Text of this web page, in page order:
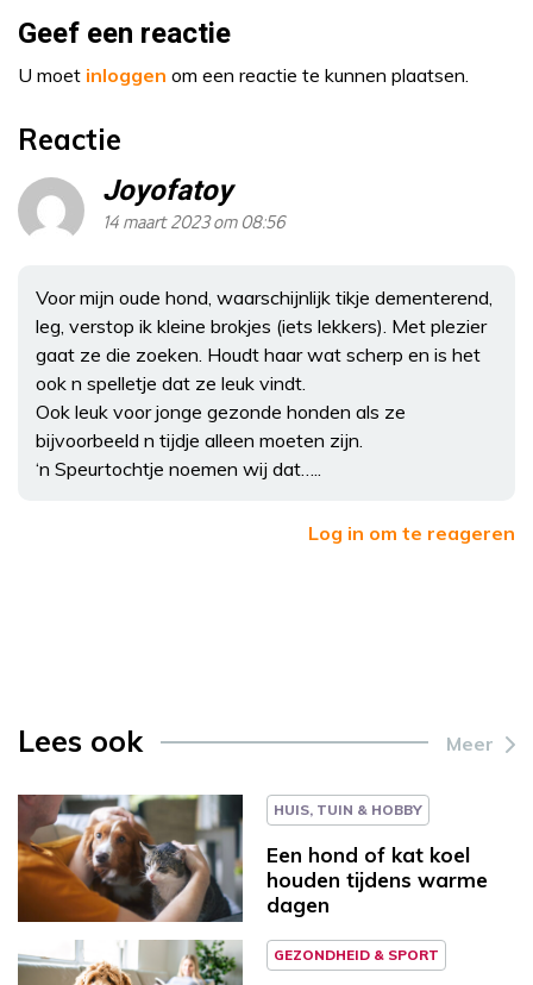
Geef een reactie
U moet inloggen om een reactie te kunnen plaatsen.
Reactie
Joyofatoy
14 maart 2023 om 08:56
Voor mijn oude hond, waarschijnlijk tikje dementerend,
leg, verstop ik kleine brokjes (iets lekkers). Met plezier
gaat ze die zoeken. Houdt haar wat scherp en is het
ook n spelletje dat ze leuk vindt.
Ook leuk voor jonge gezonde honden als ze
bijvoorbeeld n tijdje alleen moeten zijn.
‘n Speurtochtje noemen wij dat…..
Log in om te reageren
Lees ook Meer
HUIS, TUIN & HOBBY
Een hond of kat koel
houden tijdens warme
dagen
GEZONDHEID & SPORT